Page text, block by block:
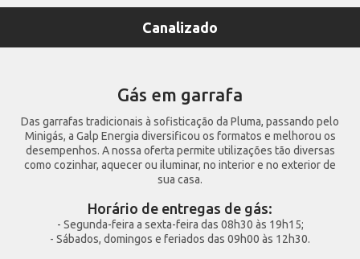
Canalizado
Gás em garrafa
Das garrafas tradicionais à sofisticação da Pluma, passando pelo
Minigás, a Galp Energia diversificou os formatos e melhorou os
desempenhos. A nossa oferta permite utilizações tão diversas
como cozinhar, aquecer ou iluminar, no interior e no exterior de
sua casa.
Horário de entregas de gás:
- Segunda-feira a sexta-feira das 08h30 às 19h15;
- Sábados, domingos e feriados das 09h00 às 12h30.